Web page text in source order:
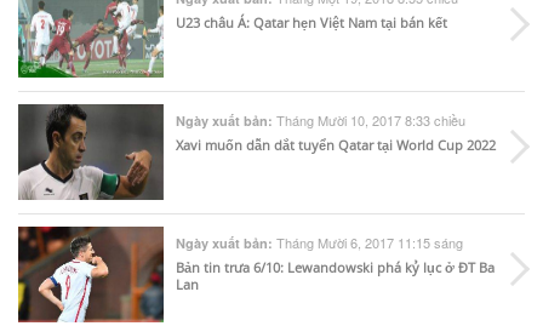
U23 châu Á: Qatar hẹn Việt Nam tại bán kết
Ngày xuất bản: Tháng Mười 10, 2017 8:33 chiều
Xavi muốn dẫn dắt tuyển Qatar tại World Cup 2022
Ngày xuất bản: Tháng Mười 6, 2017 11:15 sáng
Bản tin trưa 6/10: Lewandowski phá kỷ lục ở ĐT Ba
Lan